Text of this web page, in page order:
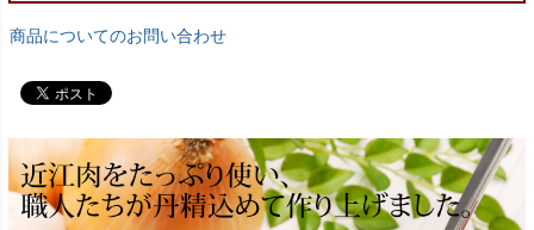
商品についてのお問い合わせ